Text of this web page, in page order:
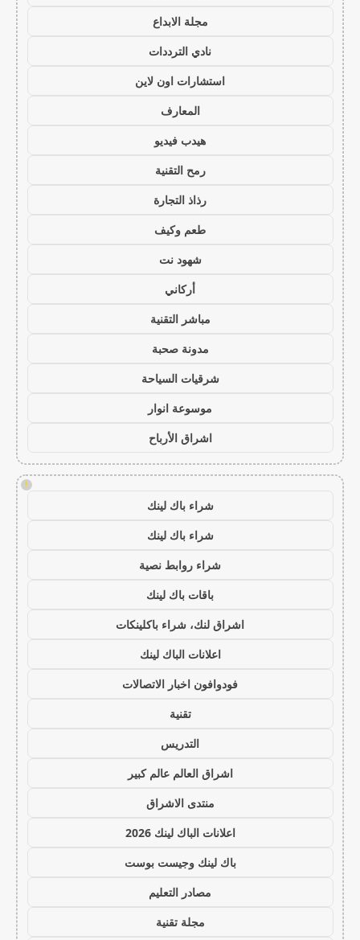
مجلة الابداع
نادي الترددات
استشارات اون لاين
المعارف
هيدب فيديو
رمح التقنية
رذاذ التجارة
طعم وكيف
شهود نت
أركاني
مباشر التقنية
مدونة صحبة
شرقيات السياحة
موسوعة انوار
اشراق الأرباح
!
شراء باك لينك
شراء باك لينك
شراء روابط نصية
باقات باك لينك
اشراق لنك، شراء باكلينكات
اعلانات الباك لينك
فودوافون اخبار الاتصالات
تقنية
التدريس
اشراق العالم عالم كبير
منتدى الاشراق
اعلانات الباك لينك 2026
باك لينك وجيست بوست
مصادر التعليم
مجلة تقنية